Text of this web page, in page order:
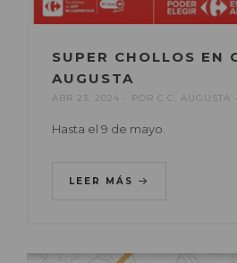
SUPER CHOLLOS EN
AUGUSTA
ABR 23, 2024 POR C.C. AUGUSTA
Hasta el 9 de mayo.
LEER MÁS